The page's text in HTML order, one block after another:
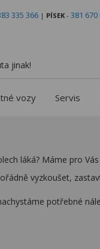
335 366 | PÍSEK - 381 670
jinak!
vozy Servis
láká? Máme pro
vyzkoušet,
potřebné